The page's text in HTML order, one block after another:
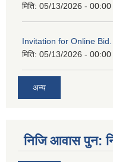
मिति: 05/13/2026 - 00:00
Invitation for Online Bid.
मिति: 05/13/2026 - 00:00
अन्य
निजि आवास पुन: